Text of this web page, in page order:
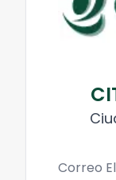
Correo